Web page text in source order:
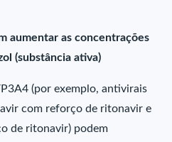
aumentar as concentrações
(substância ativa)
(por exemplo, antivirais
com reforço de ritonavir e
de ritonavir) podem